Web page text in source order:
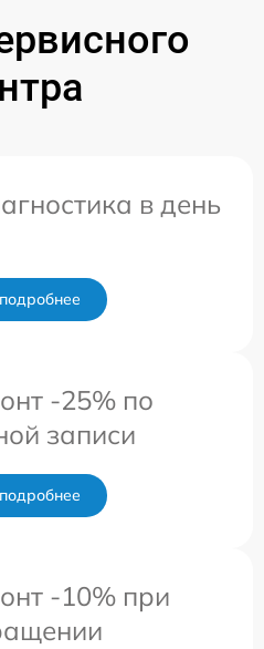
в день
-25% по
записи
-10% при